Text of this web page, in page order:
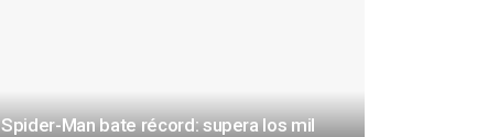
Spider-Man bate récord: supera los mil